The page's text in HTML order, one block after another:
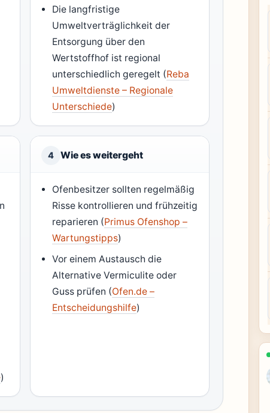
Die langfristige
Umweltverträglichkeit der
Entsorgung über den
Wertstoffhof ist regional
unterschiedlich geregelt (Reba
Umweltdienste – Regionale
Unterschiede)
)
4 Wie es weitergeht
Ofenbesitzer sollten regelmäßig
Risse kontrollieren und frühzeitig
reparieren (Primus Ofenshop –
Wartungstipps)
Vor einem Austausch die
Alternative Vermiculite oder
Guss prüfen (Ofen.de –
Entscheidungshilfe)